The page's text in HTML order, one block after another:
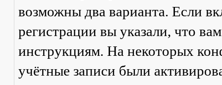
возможны два варианта. Если
регистрации вы указали, что
инструкциям. На некоторых
учётные записи были